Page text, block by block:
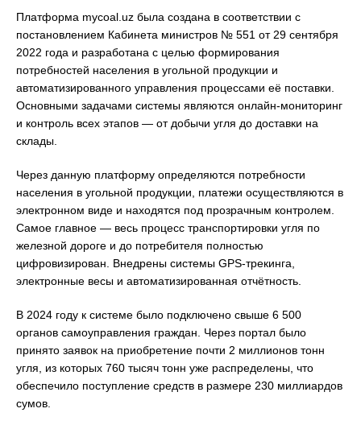
Платформа mycoal.uz была создана в соответствии с
постановлением Кабинета министров № 551 от 29 сентября
2022 года и разработана с целью формирования
потребностей населения в угольной продукции и
автоматизированного управления процессами её поставки.
Основными задачами системы являются онлайн-мониторинг
и контроль всех этапов — от добычи угля до доставки на
склады.
Через данную платформу определяются потребности
населения в угольной продукции, платежи осуществляются в
электронном виде и находятся под прозрачным контролем.
Самое главное — весь процесс транспортировки угля по
железной дороге и до потребителя полностью
цифровизирован. Внедрены системы GPS-трекинга,
электронные весы и автоматизированная отчётность.
В 2024 году к системе было подключено свыше 6 500
органов самоуправления граждан. Через портал было
принято заявок на приобретение почти 2 миллионов тонн
угля, из которых 760 тысяч тонн уже распределены, что
обеспечило поступление средств в размере 230 миллиардов
сумов.